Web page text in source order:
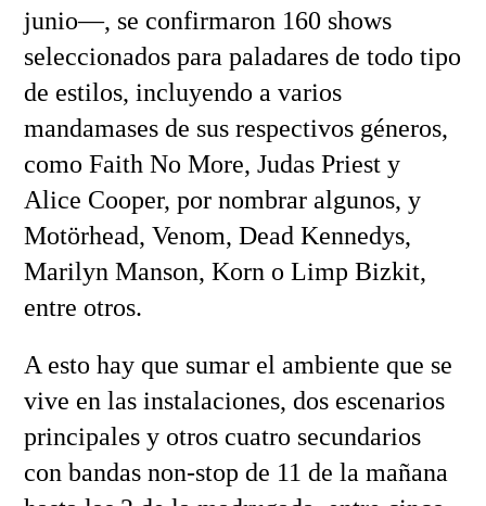
junio—, se confirmaron 160 shows
seleccionados para paladares de todo tipo
de estilos, incluyendo a varios
mandamases de sus respectivos géneros,
como Faith No More, Judas Priest y
Alice Cooper, por nombrar algunos, y
Motörhead, Venom, Dead Kennedys,
Marilyn Manson, Korn o Limp Bizkit,
entre otros.
A esto hay que sumar el ambiente que se
vive en las instalaciones, dos escenarios
principales y otros cuatro secundarios
con bandas non-stop de 11 de la mañana